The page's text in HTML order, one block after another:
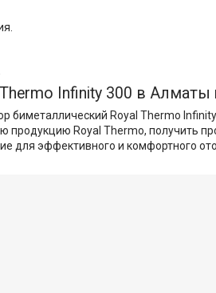
Infinity 300 в
биметаллический Royal Thermo
продукцию Royal Thermo, получить
для эффективного и комфортного